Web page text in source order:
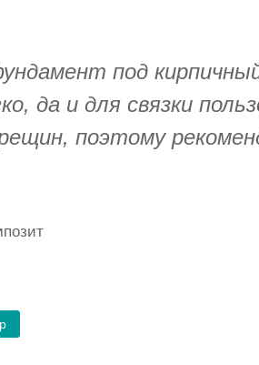
под
да и для связки
поэтому